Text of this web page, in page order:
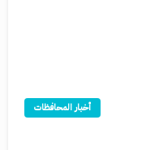
أخبار المحافظات